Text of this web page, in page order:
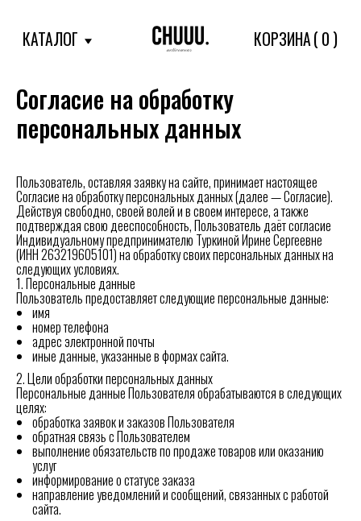
КОРЗИНА
Согласие на обработку
персональных данных
Пользователь, оставляя заявку на сайте, принимает настоящее
Согласие на обработку персональных данных (далее — Согласие).
Действуя свободно, своей волей и в своем интересе, а также
подтверждая свою дееспособность, Пользователь даёт согласие
Индивидуальному предпринимателю Туркиной Ирине Сергеевне
(ИНН 263219605101) на обработку своих персональных данных на
следующих условиях.
1. Персональные данные
Пользователь предоставляет следующие персональные данные:
имя
номер телефона
адрес электронной почты
иные данные, указанные в формах сайта.
2. Цели обработки персональных данных
Персональные данные Пользователя обрабатываются в следующих
целях:
обработка заявок и заказов Пользователя
обратная связь с Пользователем
выполнение обязательств по продаже товаров или оказанию
услуг
информирование о статусе заказа
направление уведомлений и сообщений, связанных с работой
сайта.